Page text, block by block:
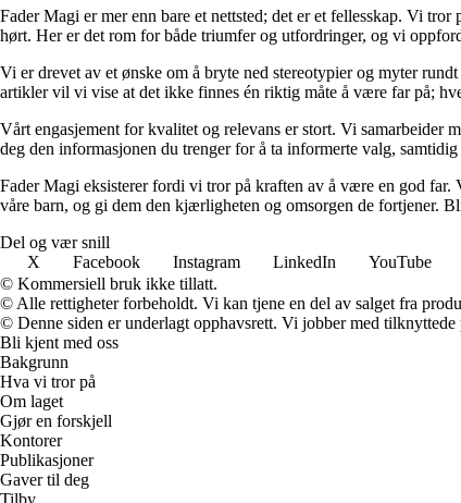
Fader Magi er mer enn bare et nettsted; det er et fellesskap. Vi
hørt. Her er det rom for både triumfer og utfordringer, og vi
Vi er drevet av et ønske om å bryte ned stereotypier og myter
artikler vil vi vise at det ikke finnes én riktig måte å være far på;
Vårt engasjement for kvalitet og relevans er stort. Vi samarbeider
deg den informasjonen du trenger for å ta informerte valg,
Fader Magi eksisterer fordi vi tror på kraften av å være en god far.
våre barn, og gi dem den kjærligheten og omsorgen de fortjener.
Del og vær snill
X
Facebook Instagram LinkedIn YouTube
© Kommersiell bruk ikke tillatt.
© Alle rettigheter forbeholdt. Vi kan tjene en del av salget fra
© Denne siden er underlagt opphavsrett. Vi jobber med
Bli kjent med oss
Bakgrunn
Hva vi tror på
Om laget
Gjør en forskjell
Kontorer
Publikasjoner
Gaver til deg
Tilby